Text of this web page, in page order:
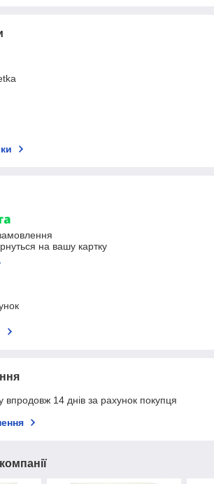
на вашу картку
впродовж 14 днів за рахунок покупця